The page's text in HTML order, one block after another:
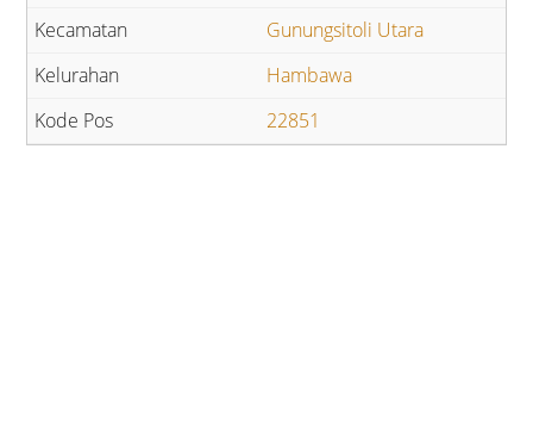
Gunungsitoli Utara
Hambawa
22851